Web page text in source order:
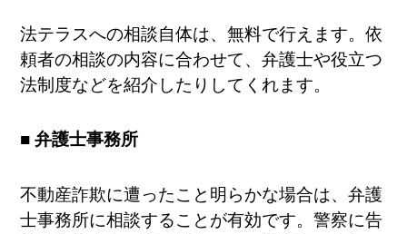
法テラスへの相談自体は、無料で行えます。依
頼者の相談の内容に合わせて、弁護士や役立つ
法制度などを紹介したりしてくれます。
■ 弁護士事務所
不動産詐欺に遭ったこと明らかな場合は、弁護
士事務所に相談することが有効です。警察に告